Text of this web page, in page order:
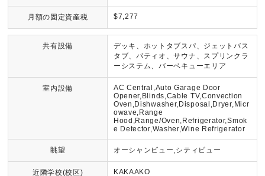
月額の固定資産税 $7,277
共有設備
デッキ、ホットタブスパ、ジェットバス
タブ、パティオ、サウナ、スプリンクラ
ーシステム、バーベキューエリア
室内設備
AC Central,Auto Garage Door
Opener,Blinds,Cable TV,Convection
Oven,Dishwasher,Disposal,Dryer,Micr
owave,Range
Hood,Range/Oven,Refrigerator,Smok
e Detector,Washer,Wine Refrigerator
眺望 オーシャンビュー,シティビュー
近隣学校(校区) KAKAAKO